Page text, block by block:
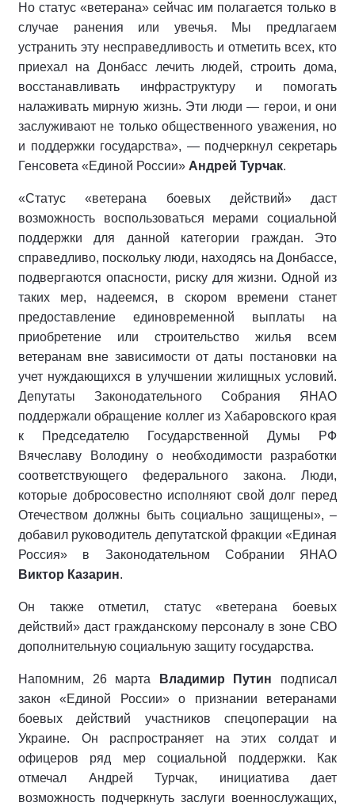
Но статус «ветерана» сейчас им полагается только в
случае ранения или увечья. Мы предлагаем
устранить эту несправедливость и отметить всех, кто
приехал на Донбасс лечить людей, строить дома,
восстанавливать инфраструктуру и помогать
налаживать мирную жизнь. Эти люди — герои, и они
заслуживают не только общественного уважения, но
и поддержки государства», — подчеркнул секретарь
Генсовета «Единой России» Андрей Турчак.
«Статус «ветерана боевых действий» даст
возможность воспользоваться мерами социальной
поддержки для данной категории граждан. Это
справедливо, поскольку люди, находясь на Донбассе,
подвергаются опасности, риску для жизни. Одной из
таких мер, надеемся, в скором времени станет
предоставление единовременной выплаты на
приобретение или строительство жилья всем
ветеранам вне зависимости от даты постановки на
учет нуждающихся в улучшении жилищных условий.
Депутаты Законодательного Собрания ЯНАО
поддержали обращение коллег из Хабаровского края
к Председателю Государственной Думы РФ
Вячеславу Володину о необходимости разработки
соответствующего федерального закона. Люди,
которые добросовестно исполняют свой долг перед
Отечеством должны быть социально защищены», –
добавил руководитель депутатской фракции «Единая
Россия» в Законодательном Собрании ЯНАО
Виктор Казарин.
Он также отметил, статус «ветерана боевых
действий» даст гражданскому персоналу в зоне СВО
дополнительную социальную защиту государства.
Напомним, 26 марта Владимир Путин подписал
закон «Единой России» о признании ветеранами
боевых действий участников спецоперации на
Украине. Он распространяет на этих солдат и
офицеров ряд мер социальной поддержки. Как
отмечал Андрей Турчак, инициатива дает
возможность подчеркнуть заслуги военнослужащих,